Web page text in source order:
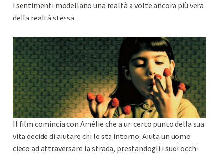
i sentimenti modellano una realtà a volte ancora più vera
della realtà stessa.
Il film comincia con Amélie che a un certo punto della sua
vita decide di aiutare chi le sta intorno. Aiuta un uomo
cieco ad attraversare la strada, prestandogli i suoi occhi